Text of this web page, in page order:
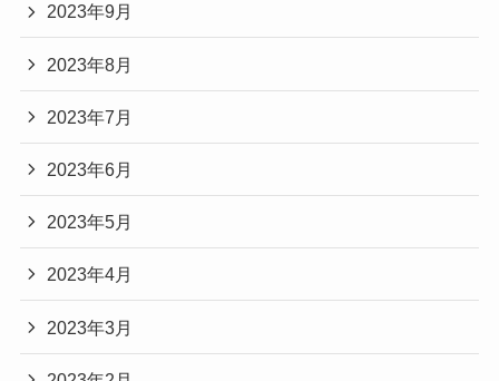
2023年9月
2023年8月
2023年7月
2023年6月
2023年5月
2023年4月
2023年3月